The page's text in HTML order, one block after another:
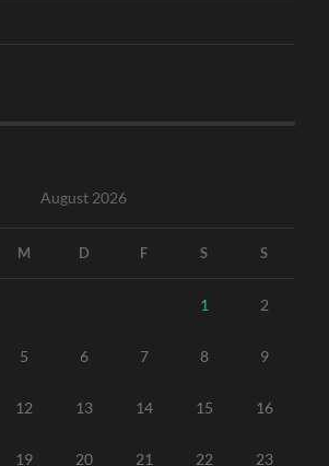
August 2026
M D F S S
1 2
5 6 7 8 9
12 13 14 15 16
19 20 21 22 23